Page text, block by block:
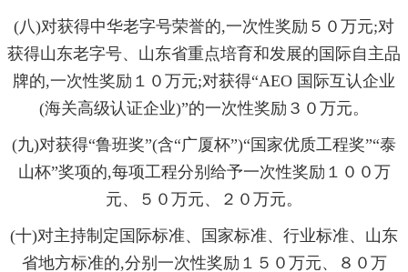
(八)对获得中华老字号荣誉的,一次性奖励５０万元;对
获得山东老字号、山东省重点培育和发展的国际自主品
牌的,一次性奖励１０万元;对获得“AEO 国际互认企业
(海关高级认证企业)”的一次性奖励３０万元。
(九)对获得“鲁班奖”(含“广厦杯”)“国家优质工程奖”“泰
山杯”奖项的,每项工程分别给予一次性奖励１００万
元、５０万元、２０万元。
(十)对主持制定国际标准、国家标准、行业标准、山东
省地方标准的,分别一次性奖励１５０万元、８０万